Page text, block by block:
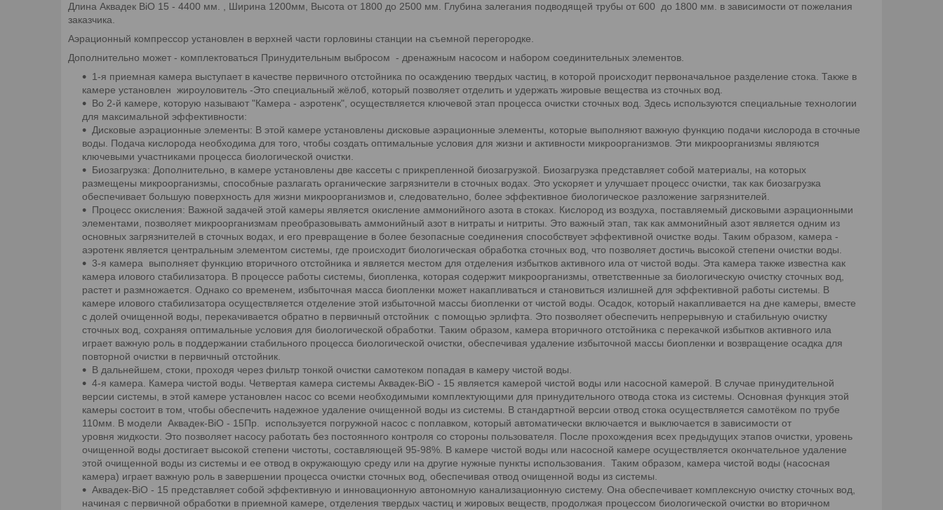
Длина Аквадек BiO 15 - 4400 мм. , Ширина 1200мм, Высота от 1800 до 2500 мм. Глубина залегания подводящей трубы от 600 до 1800 мм. в зависимости от пожелания
заказчика.
Аэрационный компрессор установлен в верхней части горловины станции на съемной перегородке.
Дополнительно может - комплектоваться Принудительным выбросом - дренажным насосом и набором соединительных элементов.
1-я приемная камера выступает в качестве первичного отстойника по осаждению твердых частиц, в которой происходит первоначальное разделение стока. Также в
камере установлен жироуловитель -Это специальный жёлоб, который позволяет отделить и удержать жировые вещества из сточных вод.
Во 2-й камере, которую называют "Камера - аэротенк", осуществляется ключевой этап процесса очистки сточных вод. Здесь используются специальные технологии
для максимальной эффективности:
Дисковые аэрационные элементы: В этой камере установлены дисковые аэрационные элементы, которые выполняют важную функцию подачи кислорода в сточные
воды. Подача кислорода необходима для того, чтобы создать оптимальные условия для жизни и активности микроорганизмов. Эти микроорганизмы являются
ключевыми участниками процесса биологической очистки.
Биозагрузка: Дополнительно, в камере установлены две кассеты с прикрепленной биозагрузкой. Биозагрузка представляет собой материалы, на которых
размещены микроорганизмы, способные разлагать органические загрязнители в сточных водах. Это ускоряет и улучшает процесс очистки, так как биозагрузка
обеспечивает большую поверхность для жизни микроорганизмов и, следовательно, более эффективное биологическое разложение загрязнителей.
Процесс окисления: Важной задачей этой камеры является окисление аммонийного азота в стоках. Кислород из воздуха, поставляемый дисковыми аэрационными
элементами, позволяет микроорганизмам преобразовывать аммонийный азот в нитраты и нитриты. Это важный этап, так как аммонийный азот является одним из
основных загрязнителей в сточных водах, и его превращение в более безопасные соединения способствует эффективной очистке воды. Таким образом, камера -
аэротенк является центральным элементом системы, где происходит биологическая обработка сточных вод, что позволяет достичь высокой степени очистки воды.
3-я камера выполняет функцию вторичного отстойника и является местом для отделения избытков активного ила от чистой воды. Эта камера также известна как
камера илового стабилизатора. В процессе работы системы, биопленка, которая содержит микроорганизмы, ответственные за биологическую очистку сточных вод,
растет и размножается. Однако со временем, избыточная масса биопленки может накапливаться и становиться излишней для эффективной работы системы. В
камере илового стабилизатора осуществляется отделение этой избыточной массы биопленки от чистой воды. Осадок, который накапливается на дне камеры, вместе
с долей очищенной воды, перекачивается обратно в первичный отстойник с помощью эрлифта. Это позволяет обеспечить непрерывную и стабильную очистку
сточных вод, сохраняя оптимальные условия для биологической обработки. Таким образом, камера вторичного отстойника с перекачкой избытков активного ила
играет важную роль в поддержании стабильного процесса биологической очистки, обеспечивая удаление избыточной массы биопленки и возвращение осадка для
повторной очистки в первичный отстойник.
В дальнейшем, стоки, проходя через фильтр тонкой очистки самотеком попадая в камеру чистой воды.
4-я камера. Камера чистой воды. Четвертая камера системы Аквадек-BiO - 15 является камерой чистой воды или насосной камерой. В случае принудительной
версии системы, в этой камере установлен насос со всеми необходимыми комплектующими для принудительного отвода стока из системы. Основная функция этой
камеры состоит в том, чтобы обеспечить надежное удаление очищенной воды из системы. В стандартной версии отвод стока осуществляется самотёком по трубе
110мм. В модели Аквадек-BiO - 15Пр. используется погружной насос с поплавком, который автоматически включается и выключается в зависимости от
уровня жидкости. Это позволяет насосу работать без постоянного контроля со стороны пользователя. После прохождения всех предыдущих этапов очистки, уровень
очищенной воды достигает высокой степени чистоты, составляющей 95-98%. В камере чистой воды или насосной камере осуществляется окончательное удаление
этой очищенной воды из системы и ее отвод в окружающую среду или на другие нужные пункты использования. Таким образом, камера чистой воды (насосная
камера) играет важную роль в завершении процесса очистки сточных вод, обеспечивая отвод очищенной воды из системы.
Аквадек-BiO - 15 представляет собой эффективную и инновационную автономную канализационную систему. Она обеспечивает комплексную очистку сточных вод,
начиная с первичной обработки в приемной камере, отделения твердых частиц и жировых веществ, продолжая процессом биологической очистки во вторичном